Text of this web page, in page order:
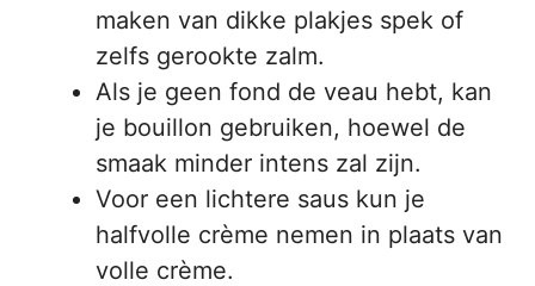
maken van dikke plakjes spek of
zelfs gerookte zalm.
Als je geen fond de veau hebt, kan
je bouillon gebruiken, hoewel de
smaak minder intens zal zijn.
Voor een lichtere saus kun je
halfvolle crème nemen in plaats van
volle crème.